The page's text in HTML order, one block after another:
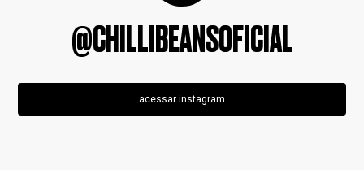
@CHILLIBEANSOFICIAL
acessar instagram